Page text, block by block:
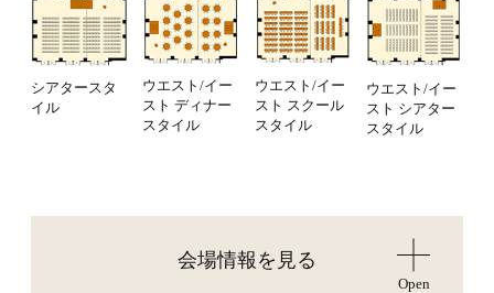
シアタースタ
イル
ウエスト/イー
スト ディナー
スタイル
ウエスト/イー
スト スクール
スタイル
ウエスト/イー
スト シアター
スタイル
会場情報を見る
Open